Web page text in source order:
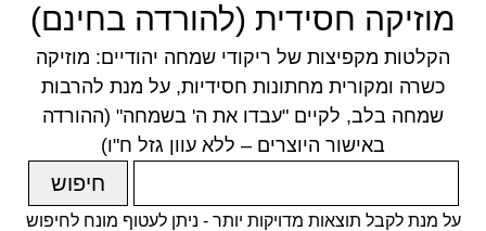
מוזיקה חסידית (להורדה בחינם)
הקלטות מקפיצות של ריקודי שמחה יהודיים: מוזיקה
כשרה ומקורית מחתונות חסידיות, על מנת להרבות
שמחה בלב, לקיים "עבדו את ה' בשמחה" (ההורדה
באישור היוצרים – ללא עוון גזל ח"ו)
על מנת לקבל תוצאות מדויקות יותר - ניתן לעטוף מונח לחיפוש